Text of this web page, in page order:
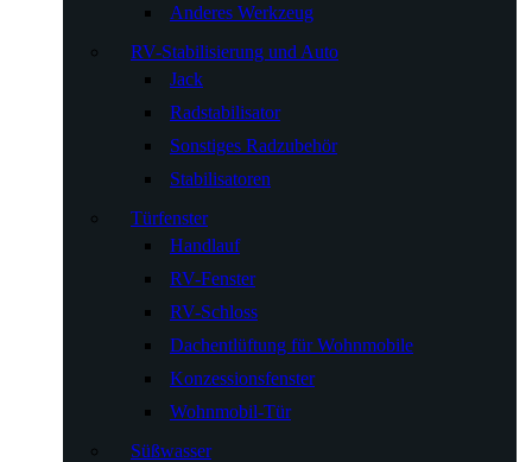
Anderes Werkzeug
RV-Stabilisierung und Auto
Jack
Radstabilisator
Sonstiges Radzubehör
Stabilisatoren
Türfenster
Handlauf
RV-Fenster
RV-Schloss
Dachentlüftung für Wohnmobile
Konzessionsfenster
Wohnmobil-Tür
Süßwasser